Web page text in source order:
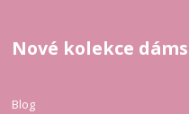
Nové kolekce
Blog